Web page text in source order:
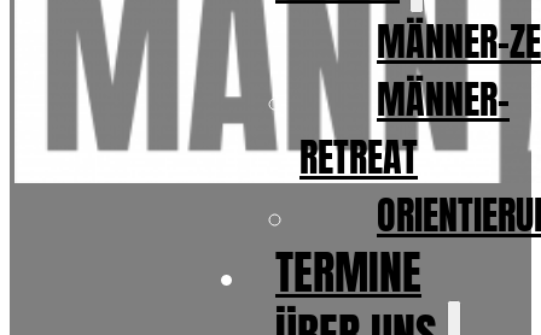
MÄNNER-
MÄNNER-
RETREAT
TERMINE